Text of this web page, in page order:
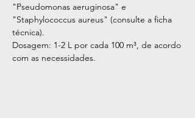
"Pseudomonas aeruginosa" e
"Staphylococcus aureus" (consulte a ficha
técnica).
Dosagem: 1-2 L por cada 100 m³, de acordo
com as necessidades.